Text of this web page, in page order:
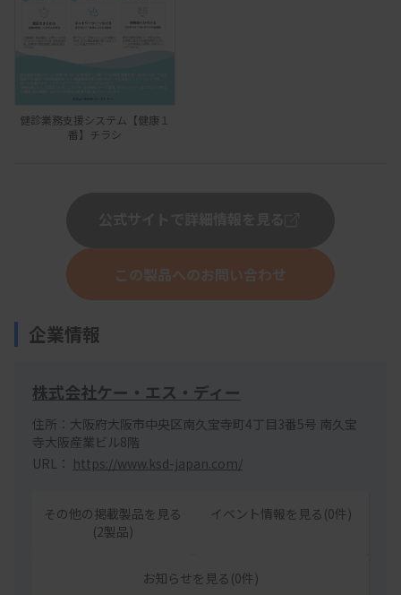
健診業務支援システム【健康１
番】チラシ
この製品へのお問い合わせ
企業情報
株式会社ケー・エス・ディー
住所：大阪府大阪市中央区南久宝寺町4丁目3番5号 南久宝
寺大阪産業ビル8階
URL： https://www.ksd-japan.com/
その他の掲載製品を見る
(2製品)
イベント情報を見る(0件)
お知らせを見る(0件)